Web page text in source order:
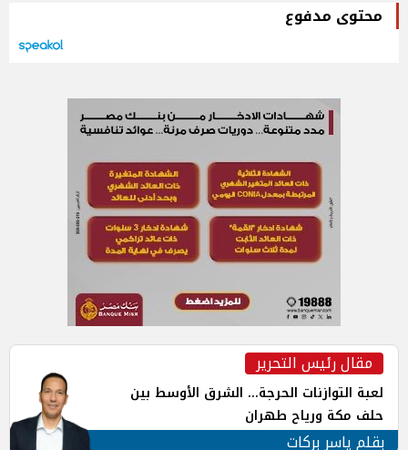
محتوى مدفوع
مقال رئيس التحرير
لعبة التوازنات الحرجة... الشرق الأوسط بين
حلف مكة ورياح طهران
بقلم ياسر بركات